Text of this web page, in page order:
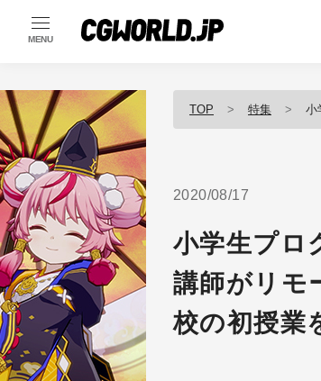
MENU
TOP 特集 小
2020/08/17
小学生プロ
講師がリモ
校の初授業